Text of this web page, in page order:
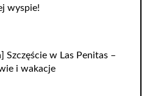
wyspie!
Szczęście w Las Penitas –
i wakacje